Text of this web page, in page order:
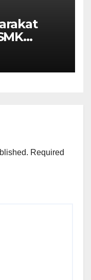
376
Required